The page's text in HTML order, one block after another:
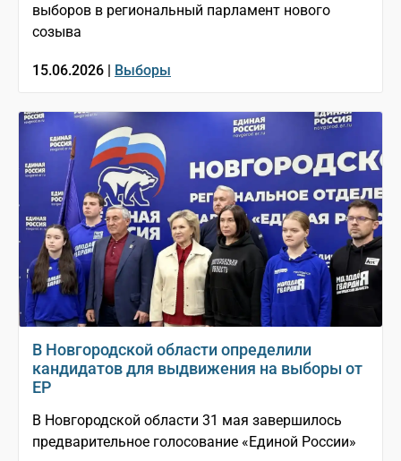
выборов в региональный парламент нового
созыва
15.06.2026 | Выборы
В Новгородской области определили
кандидатов для выдвижения на выборы от
ЕР
В Новгородской области 31 мая завершилось
предварительное голосование «Единой России»